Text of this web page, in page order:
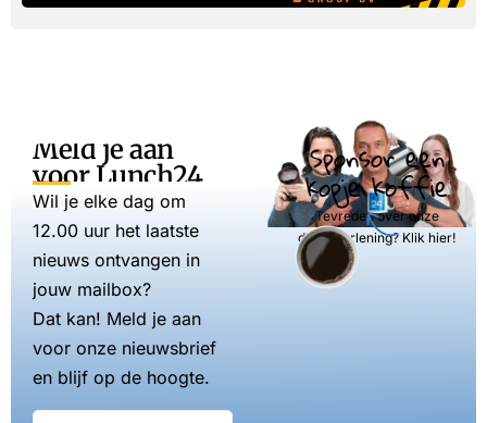
Meld je aan
voor Lunch24
Wil je elke dag om
12.00 uur het laatste
nieuws ontvangen in
jouw mailbox?
Dat kan! Meld je aan
voor onze nieuwsbrief
en blijf op de hoogte.
Sponsor een
kopje koffie
Tevreden over onze
dienstverlening? Klik hier!